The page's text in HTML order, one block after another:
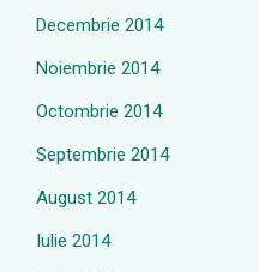
Decembrie 2014
Noiembrie 2014
Octombrie 2014
Septembrie 2014
August 2014
Iulie 2014